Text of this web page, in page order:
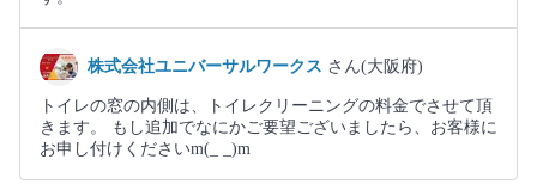
株式会社ユニバーサルワークス さん(大阪府)
トイレの窓の内側は、トイレクリーニングの料金でさせて頂
きます。 もし追加でなにかご要望ございましたら、お客様に
お申し付けくださいm(_ _)m